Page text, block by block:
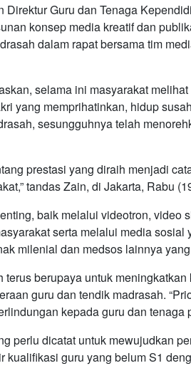
Direktur Guru dan Tenaga
konsep media kreatif dan
dalam rapat bersama tim
selama ini masyarakat
yang memprihatinkan, hidup
sesungguhnya telah
prestasi yang diraih menjadi
tandas Zain, di Jakarta, Rabu
baik melalui videotron, video
serta melalui media sosial
milenial dan medsos lainnya
terus berupaya untuk
guru dan tendik madrasah.
kepada guru dan tenaga
perlu dicatat untuk mewujudkan
kualifikasi guru yang belum S1